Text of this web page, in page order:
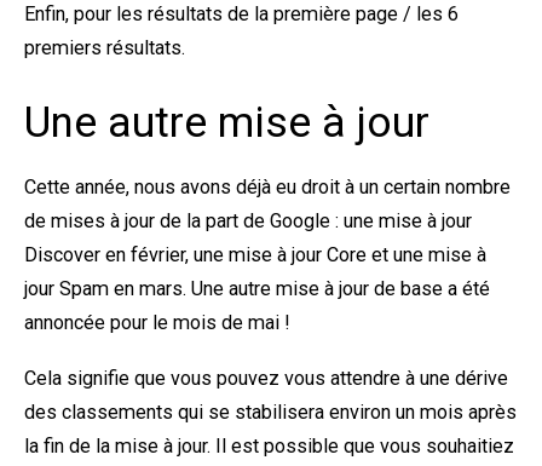
Enfin, pour les résultats de la première page / les 6
premiers résultats.
Une autre mise à jour
Cette année, nous avons déjà eu droit à un certain nombre
de mises à jour de la part de Google : une mise à jour
Discover en février, une mise à jour Core et une mise à
jour Spam en mars. Une autre mise à jour de base a été
annoncée pour le mois de mai !
Cela signifie que vous pouvez vous attendre à une dérive
des classements qui se stabilisera environ un mois après
la fin de la mise à jour. Il est possible que vous souhaitiez